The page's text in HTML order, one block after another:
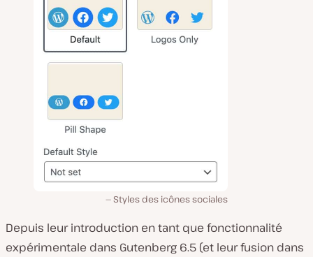
Styles des icônes sociales
Depuis leur introduction en tant que fonctionnalité
expérimentale dans Gutenberg 6.5 (et leur fusion dans